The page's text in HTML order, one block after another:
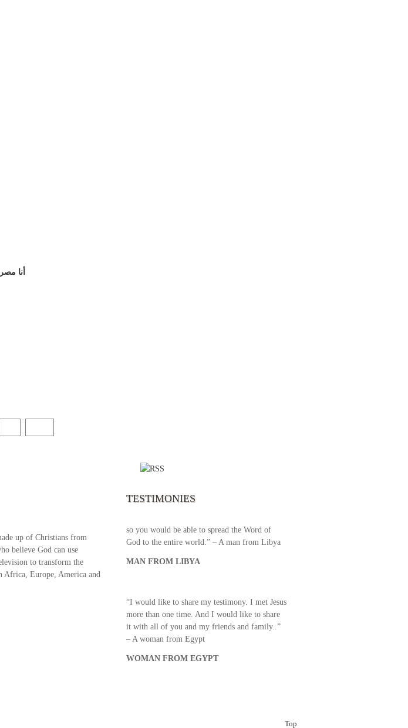
أنا مصرى - حلقة 3 ابريل -خيرت
up of Christians from
believe God can use
to transform the
Africa, Europe, America and
TESTIMONIES
your broadcast. I am overwhelmed with joy
excellent programs. Could you please extent
your airtime a bit so we can benefit more? May
so you would be able to spread the Word of
God to the entire world.” – A man from Libya
MAN FROM LIBYA
“I would like to share my testimony. I met Jesus
more than one time. And I would like to share
it with all of you and my friends and family..”
– A woman from Egypt
WOMAN FROM EGYPT
Top